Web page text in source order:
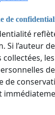
de
Si l’auteur
de